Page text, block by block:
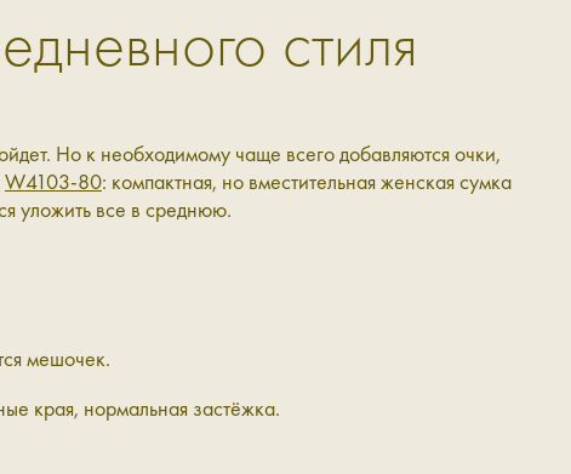
стиля
Но к необходимому чаще всего добавляются очки,
W4103-80: компактная, но вместительная женская сумка
уложить все в среднюю.
мешочек.
края, нормальная застёжка.